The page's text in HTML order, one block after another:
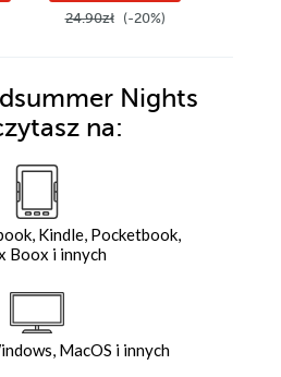
24.90zł (-20%)
Nights
na:
Kindle, Pocketbook,
Boox i innych
MacOS i innych